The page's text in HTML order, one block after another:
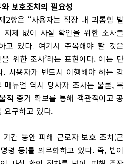
보호조치의 필요성
2항은 “사용자는 직장 내 괴롭힘 발
체 없이 사실 확인을 위한 조사를
고 있다. 여기서 주목해야 할 것은
을 위한 조사’라는 표현이다. 이는 단
. 사용자가 반드시 이행해야 하는 강
매뉴얼 역시 당사자 조사는 물론, 목
적 증거 확보를 통해 객관적이고 공
요구하고 있다.
간 동안 피해 근로자 보호 조치(근
령 등)를 의무화하고 있다. 즉, 법이